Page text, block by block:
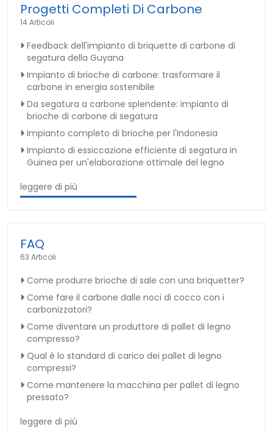
Progetti Completi Di Carbone
14 Articoli
Feedback dell'impianto di briquette di carbone di
segatura della Guyana
Impianto di brioche di carbone: trasformare il
carbone in energia sostenibile
Da segatura a carbone splendente: impianto di
brioche di carbone di segatura
Impianto completo di brioche per l'Indonesia
Impianto di essiccazione efficiente di segatura in
Guinea per un'elaborazione ottimale del legno
leggere di più
FAQ
63 Articoli
Come produrre brioche di sale con una briquetter?
Come fare il carbone dalle noci di cocco con i
carbonizzatori?
Come diventare un produttore di pallet di legno
compresso?
Qual è lo standard di carico dei pallet di legno
compressi?
Come mantenere la macchina per pallet di legno
pressato?
leggere di più